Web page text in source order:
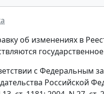
об изменениях в
с Федеральным
Российской